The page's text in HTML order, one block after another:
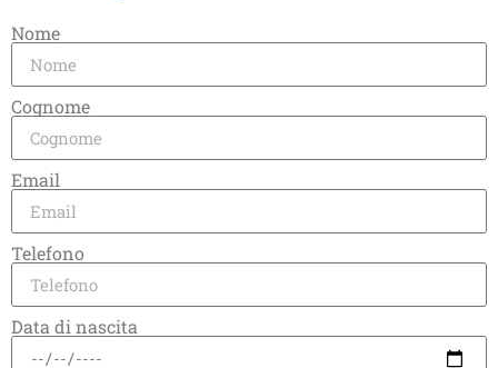
250 Caps FAP CREMOSO
Aggiungi al carrello
250 Caps FAP INTENSO
Nome
Cognome
Email
Telefono
Data di nascita